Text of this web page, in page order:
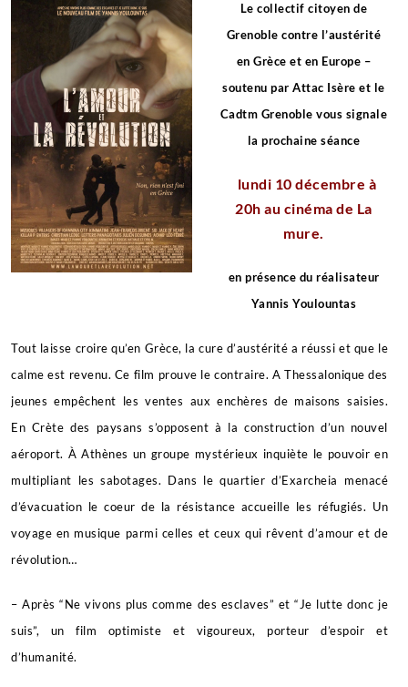
Le collectif citoyen de
Grenoble contre l’austérité
en Grèce et en Europe –
soutenu par Attac Isère et le
Cadtm Grenoble vous signale
la prochaine séance
lundi 10 décembre à
20hau cinéma de La
mure.
en présence du réalisateur
Yannis Youlountas
Tout laisse croire qu’en Grèce, la cure d’austérité a réussi et que le
calme est revenu. Ce film prouve le contraire. A Thessalonique des
jeunes empêchent les ventes aux enchères de maisons saisies.
En Crète des paysans s’opposent à la construction d’un nouvel
aéroport. À Athènes un groupe mystérieux inquiète le pouvoir en
multipliant les sabotages. Dans le quartier d’Exarcheia menacé
d’évacuation le coeur de la résistance accueille les réfugiés. Un
voyage en musique parmi celles et ceux qui rêvent d’amour et de
révolution…
– Après “Ne vivons plus comme des esclaves” et “Je lutte donc je
suis”, un film optimiste et vigoureux, porteur d’espoir et
d’humanité.